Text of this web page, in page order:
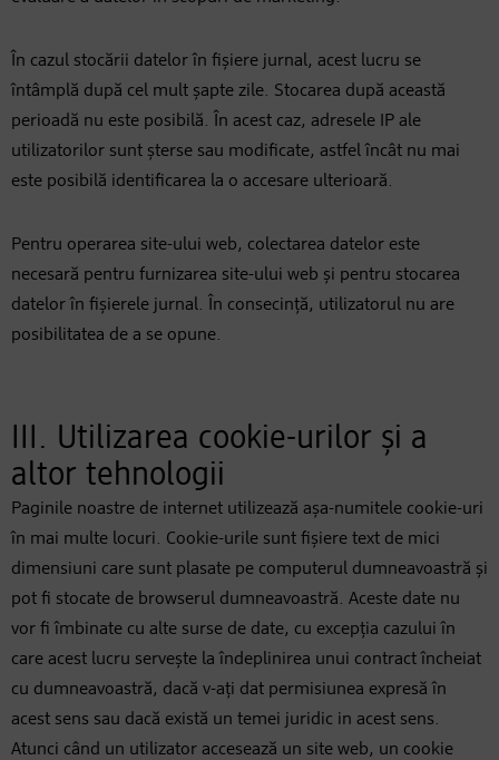
În cazul stocării datelor în fișiere jurnal, acest lucru se
întâmplă după cel mult șapte zile. Stocarea după această
perioadă nu este posibilă. În acest caz, adresele IP ale
utilizatorilor sunt șterse sau modificate, astfel încât nu mai
este posibilă identificarea la o accesare ulterioară.
Pentru operarea site-ului web, colectarea datelor este
necesară pentru furnizarea site-ului web și pentru stocarea
datelor în fișierele jurnal. În consecință, utilizatorul nu are
posibilitatea de a se opune.
III. Utilizarea cookie-urilor și a
altor tehnologii
Paginile noastre de internet utilizează așa-numitele cookie-uri
în mai multe locuri. Cookie-urile sunt fișiere text de mici
dimensiuni care sunt plasate pe computerul dumneavoastră și
pot fi stocate de browserul dumneavoastră. Aceste date nu
vor fi îmbinate cu alte surse de date, cu excepția cazului în
care acest lucru servește la îndeplinirea unui contract încheiat
cu dumneavoastră, dacă v-ați dat permisiunea expresă în
acest sens sau dacă există un temei juridic in acest sens.
Atunci când un utilizator accesează un site web, un cookie